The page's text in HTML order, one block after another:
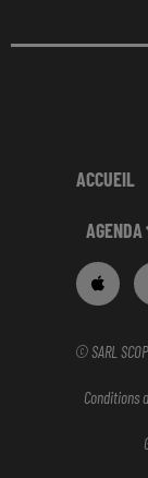
ACCUEIL
AGENDA
© SARL
Conditions